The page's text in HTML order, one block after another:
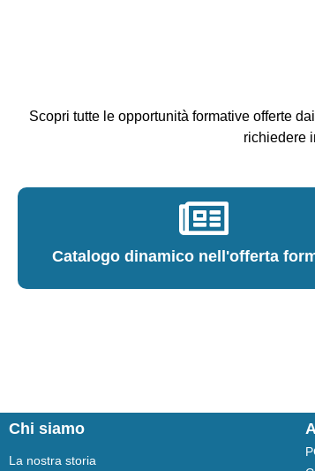
Scopri tutte le opportunità formative offerte
richiedere
Catalogo dinamico nell'offerta
Chi siamo
La nostra storia